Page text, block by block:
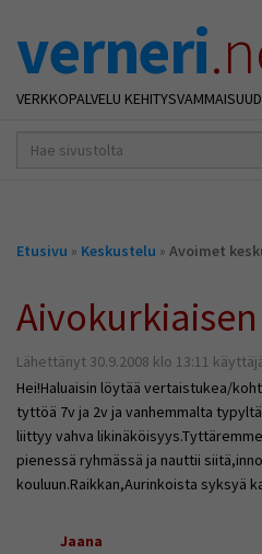
verneri
VERKKOPALVELU
hakusana(t)
Olet
Etusivu » Keskustelu » Avoimet
Lähettänyt 30.9.2008 klo 13:11
Hei!Haluaisin löytää vertaistukea/
tyttöä 7v ja 2v ja vanhemmalta
liittyy vahva
pienessä ryhmässä ja nauttii
kouluun.Raikkan,Aurinkoista syksyä
Jaana